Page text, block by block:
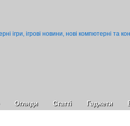
Огляди Статті Гаджети